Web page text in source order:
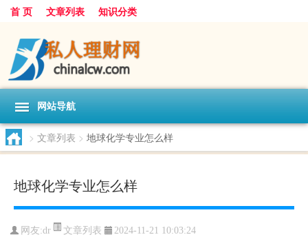
首 页 文章列表 知识分类
网站导航
> 文章列表 > 地球化学专业怎么样
地球化学专业怎么样
网友:dr 文章列表 2024-11-21 10:03:24